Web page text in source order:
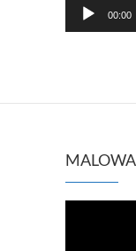
00:00